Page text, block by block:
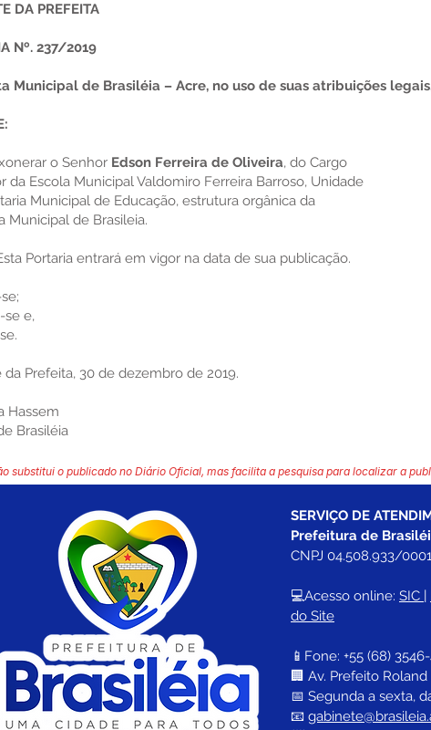
DA PREFEITA
Nº. 237/2019
Municipal de Brasiléia – Acre, no uso de suas atribuições
o Senhor Edson Ferreira de Oliveira, do Cargo
da Escola Municipal Valdomiro Ferreira Barroso, Unidade
Municipal de Educação, estrutura orgânica da
Municipal de Brasileia.
Portaria entrará em vigor na data de sua publicação.
se e,
da Prefeita, 30 de dezembro de 2019.
Hassem
Brasiléia
substitui o publicado no Diário Oficial, mas facilita a pesquisa para localizar a
SERVIÇO DE
Prefeitura de
CNPJ 04.508.933/
💻Acesso online: SIC |
do Site
📱Fone: +55 (68)
🏢 Av. Prefeito Roland
📅 Segunda a sexta,
📧